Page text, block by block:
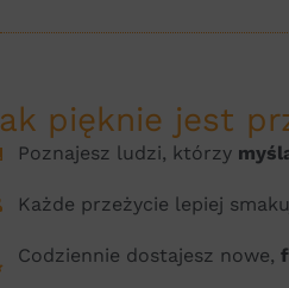
pięknie jest
Poznajesz ludzi, którzy
Każde przeżycie lepiej
Codziennie dostajesz nowe,